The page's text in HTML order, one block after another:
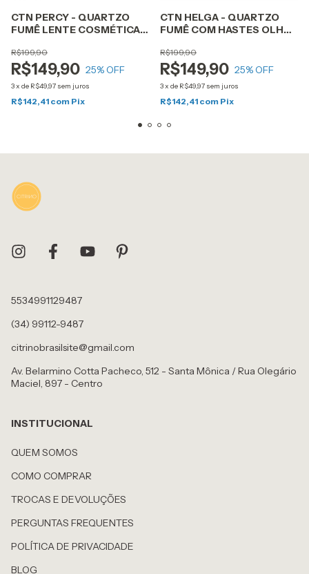
CTN PERCY - QUARTZO
FUMÊ LENTE COSMÉTICA
R$149,90
R$199,90
25% OFF
3x de R$49,97 sem juros
R$142,41 com Pix
CTN HELGA - QUARTZO
FUMÊ COM HASTES OLHO
DEGRADÊ
R$149,90
R$199,90
25% OFF
3x de R$49,97 sem juros
R$142,41 com Pix
5534991129487
(34) 99112-9487
citrinobrasilsite@gmail.com
Av. Belarmino Cotta Pacheco, 512 - Santa Mônica / Rua Olegário
Maciel, 897 - Centro
INSTITUCIONAL
QUEM SOMOS
COMO COMPRAR
TROCAS E DEVOLUÇÕES
PERGUNTAS FREQUENTES
POLÍTICA DE PRIVACIDADE
BLOG